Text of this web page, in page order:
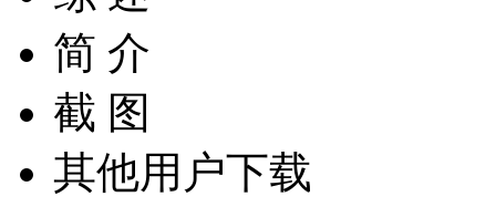
简 介
截 图
其他用户下载